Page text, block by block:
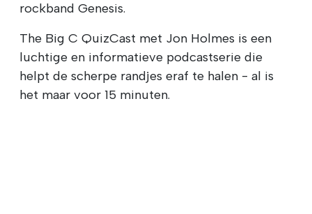
rockband Genesis.
The Big C QuizCast met Jon Holmes is een
luchtige en informatieve podcastserie die
helpt de scherpe randjes eraf te halen - al is
het maar voor 15 minuten.